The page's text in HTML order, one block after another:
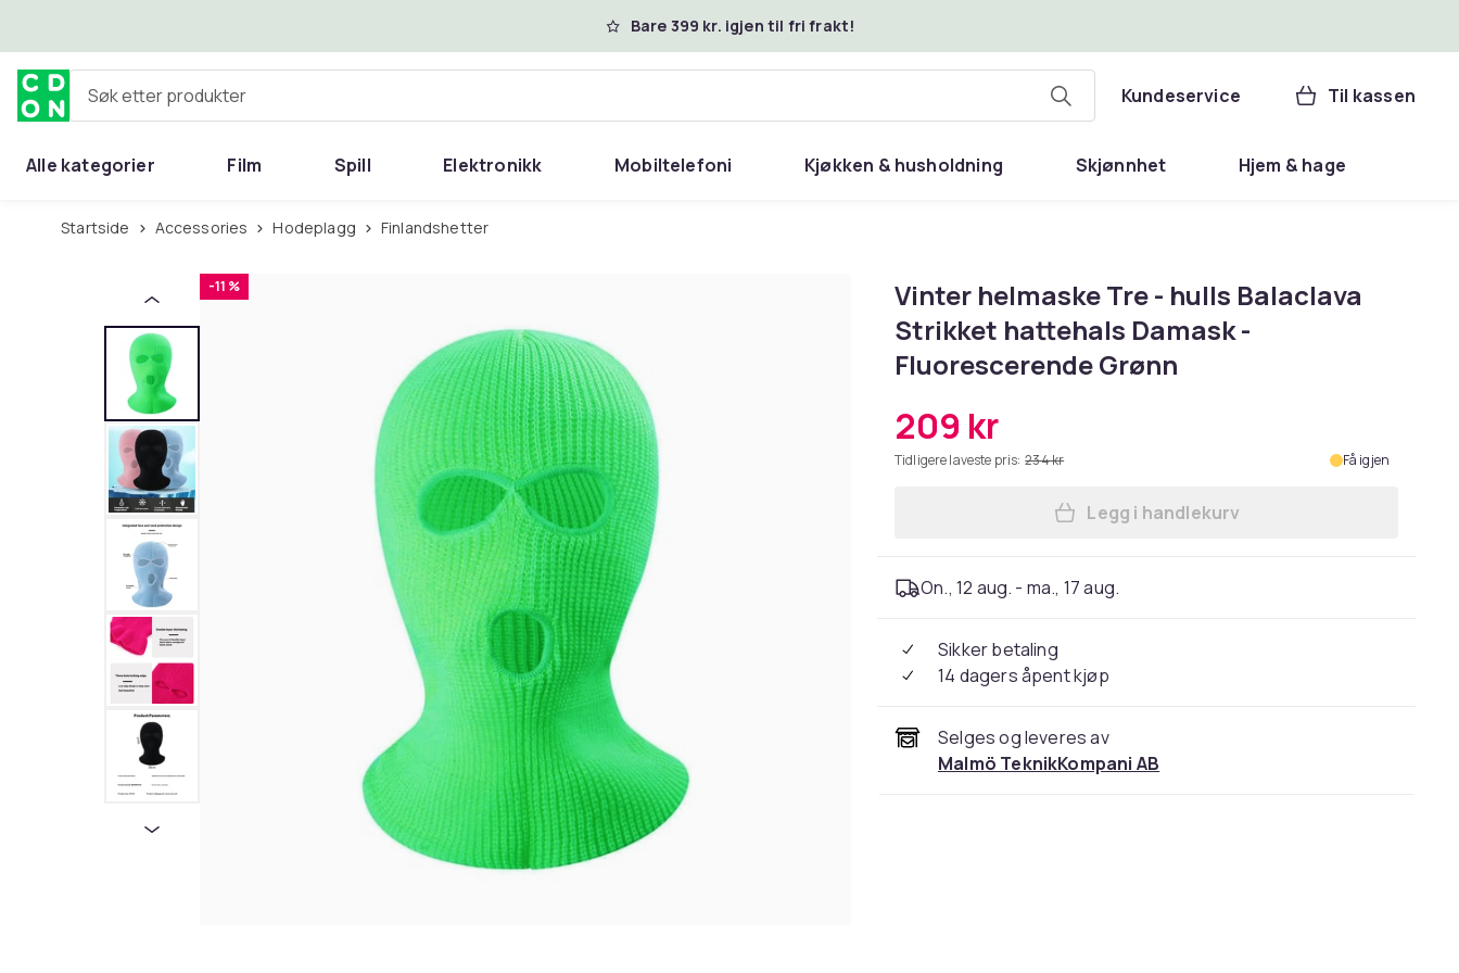
Bare 399 kr. igjen til fri frakt!
Søk etter produkter Kundeservice Til kassen
Alle kategorier Film Spill Elektronikk Mobiltelefoni Kjøkken & husholdning Skjønnhet Hjem & hage
Startside Accessories Hodeplagg Finlandshetter
-11 %
Vinter helmaske Tre - hulls Balaclava
Strikket hattehals Damask -
Fluorescerende Grønn
209 kr
Tidligere laveste pris: 234 kr Få igjen
Legg Vinter helmaske Tre - hulls
Legg i handlekurv
On., 12 aug. - ma., 17 aug.
Sikker betaling
14 dagers åpent kjøp
Selges og leveres av
Malmö TeknikKompani AB